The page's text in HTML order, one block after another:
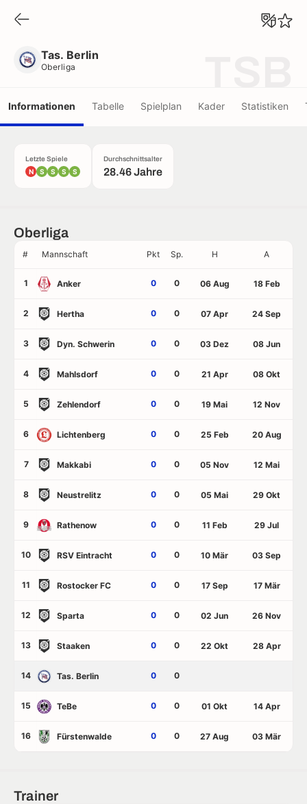
Tas. Berlin
Oberliga
Informationen Tabelle Spielplan Kader Statistiken
Letzte Spiele
N S S S S
Durchschnittsalter
28.46 Jahre
Oberliga
# Mannschaft Pkt Sp. H A
1 Anker 0 0 06 Aug 18 Feb
2 Hertha 0 0 07 Apr 24 Sep
3 Dyn. Schwerin 0 0 03 Dez 08 Jun
4 Mahlsdorf 0 0 21 Apr 08 Okt
5 Zehlendorf 0 0 19 Mai 12 Nov
6 Lichtenberg 0 0 25 Feb 20 Aug
7 Makkabi 0 0 05 Nov 12 Mai
8 Neustrelitz 0 0 05 Mai 29 Okt
9 Rathenow 0 0 11 Feb 29 Jul
10 RSV Eintracht 0 0 10 Mär 03 Sep
11 Rostocker FC 0 0 17 Sep 17 Mär
12 Sparta 0 0 02 Jun 26 Nov
13 Staaken 0 0 22 Okt 28 Apr
14 Tas. Berlin 0 0
15 TeBe 0 0 01 Okt 14 Apr
16 Fürstenwalde 0 0 27 Aug 03 Mär
Trainer